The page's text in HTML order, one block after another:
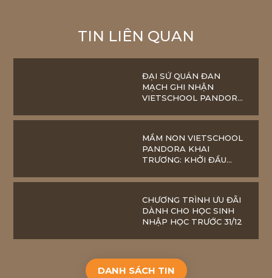
TIN LIÊN QUAN
ĐẠI SỨ QUÁN ĐAN
MẠCH GHI NHẬN
VIETSCHOOL PANDORA
CHO GIÁO DỤC STEM
MẦM NON VIETSCHOOL
PANDORA KHAI
TRƯƠNG: KHỞI ĐẦU
HẠNH PHÚC CỦA TRẺ
CHƯƠNG TRÌNH ƯU ĐÃI
DÀNH CHO HỌC SINH
NHẬP HỌC TRƯỚC 31/12
DANH SÁCH TIN